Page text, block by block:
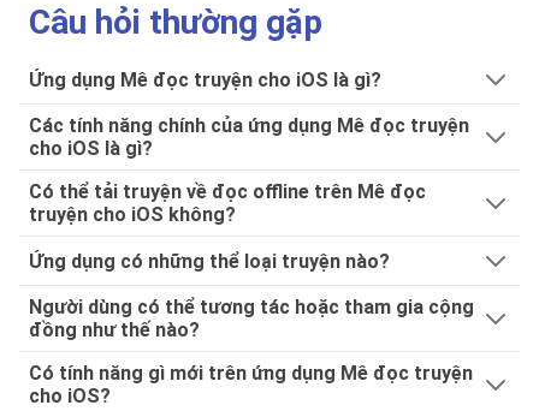
Câu hỏi thường gặp
Ứng dụng Mê đọc truyện cho iOS là gì?
Các tính năng chính của ứng dụng Mê đọc truyện
cho iOS là gì?
Có thể tải truyện về đọc offline trên Mê đọc
truyện cho iOS không?
Ứng dụng có những thể loại truyện nào?
Người dùng có thể tương tác hoặc tham gia cộng
đồng như thế nào?
Có tính năng gì mới trên ứng dụng Mê đọc truyện
cho iOS?